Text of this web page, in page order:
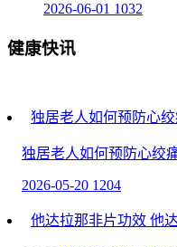
2026-06-01 1032
健康快讯
独居老人如何预防心绞
独居老人如何预防心绞
2026-05-20 1204
他达拉那非片功效 他